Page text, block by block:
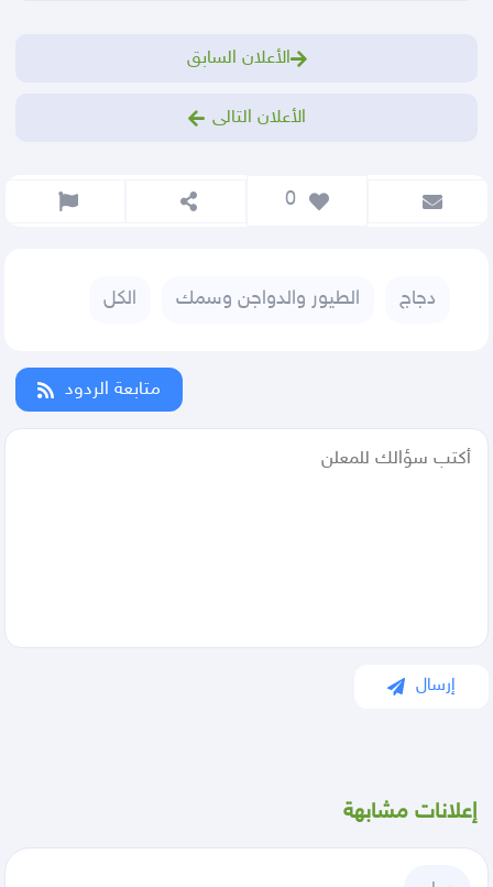
إعلانات مشابهة
الأعلان السابق
الأعلان التالى
دجاج الطيور والدواجن وسمك الكل
متابعة الردود
إرسال